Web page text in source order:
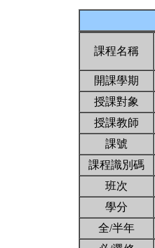
課程名稱
開課學期
授課對象
授課教師
課號
課程識別碼
班次
學分
全/半年